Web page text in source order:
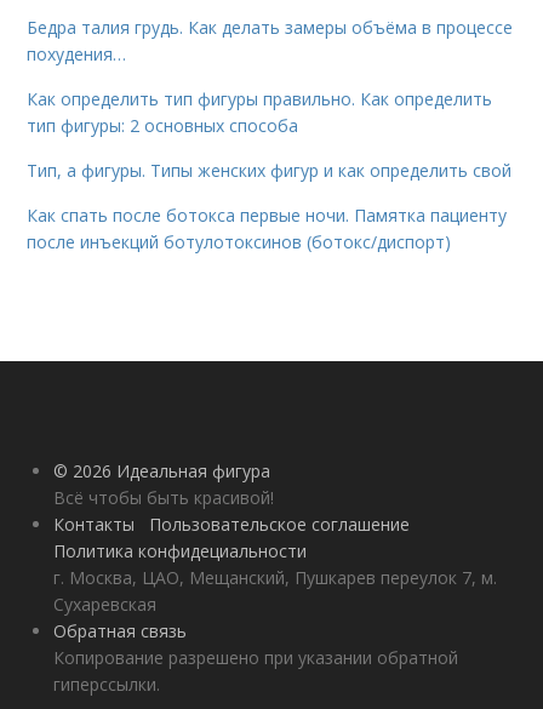
Бедра талия грудь. Как делать замеры объёма в процессе
похудения…
Как определить тип фигуры правильно. Как определить
тип фигуры: 2 основных способа
Тип, а фигуры. Типы женских фигур и как определить свой
Как спать после ботокса первые ночи. Памятка пациенту
после инъекций ботулотоксинов (ботокс/диспорт)
© 2026 Идеальная фигура
Всё чтобы быть красивой!
Контакты
Пользовательское соглашение
Политика конфидециальности
г. Москва, ЦАО, Мещанский, Пушкарев переулок 7, м.
Сухаревская
Обратная связь
Копирование разрешено при указании обратной
гиперссылки.